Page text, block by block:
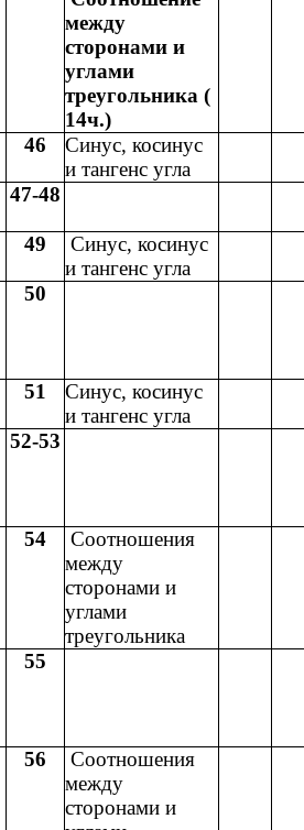
между
сторонами и
углами
треугольника (
14ч.)
46
Синус, косинус
и тангенс угла
47-48
49
Синус, косинус
и тангенс угла
50
51
Синус, косинус
и тангенс угла
52-53
54
Соотношения
между
сторонами и
углами
треугольника
55
56
Соотношения
между
сторонами и